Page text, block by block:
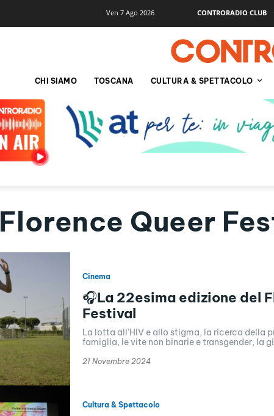
Ven 7 Ago 2026 CONTRORADIO CLUB
CHI SIAMO TOSCANA CULTURA & SPETTACOLO
Florence Queer
Cinema
🎧La 22esima edizione del
Festival
La lotta all’HIV e allo stigma, la ricerca della
famiglia, le vite non binarie e transgender, la
21 Novembre 2024
Cultura & Spettacolo